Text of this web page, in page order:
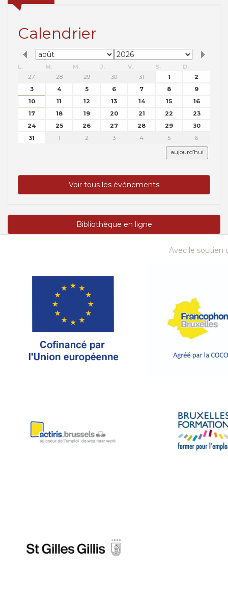
Calendrier
L. M. M. J. V. S.
D.
27
28 29 30 31 1
2
3
4 5 6 7 8
9
10
11 12 13 14 15
16
17
18 19 20 21 22
23
24
25 26 27 28 29
30
31
1 2 3 4 5 6
aujourd’hui
Voir tous les événements
Bibliothèque en ligne
Avec le soutien